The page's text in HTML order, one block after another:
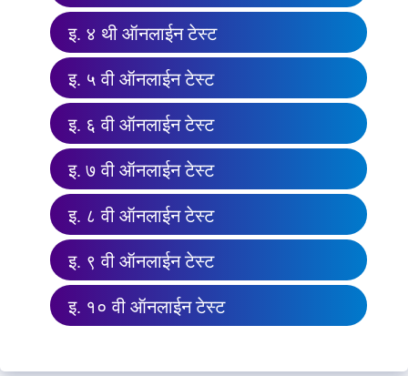
इ. ४ थी ऑनलाईन टेस्ट
इ. ५ वी ऑनलाईन टेस्ट
इ. ६ वी ऑनलाईन टेस्ट
इ. ७ वी ऑनलाईन टेस्ट
इ. ८ वी ऑनलाईन टेस्ट
इ. ९ वी ऑनलाईन टेस्ट
इ. १० वी ऑनलाईन टेस्ट